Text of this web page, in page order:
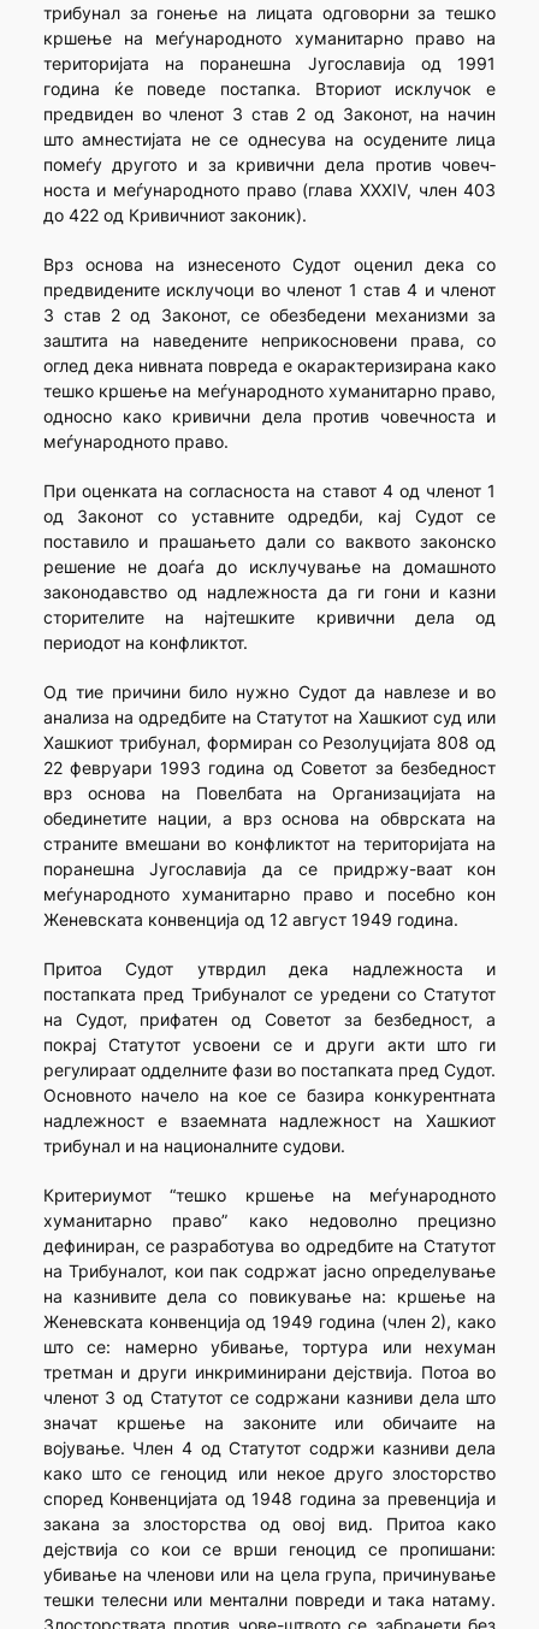
трибу­нал за гонење на лицата одговорни за тешко
кршење на меѓународ­ното хуманитарно право на
територијата на поранешна Југославија од 1991
година ќе поведе постапка. Вториот исклучок е
предвиден во членот 3 став 2 од Законот, на начин
што амнестијата не се однесува на осудените лица
помеѓу другото и за кривични дела против човеч­
носта и меѓународното право (глава XXXIV, член 403
до 422 од Кривичниот законик).
Врз основа на изнесеното Судот оценил дека со
предвидените исклучоци во членот 1 став 4 и членот
3 став 2 од Законот, се обезбедени механизми за
заштита на наведените неприкосновени права, со
оглед дека нивната повреда е окарактеризирана како
тешко кршење на меѓународното хуманитарно право,
односно како кривични дела против човечноста и
меѓународното право.
При оценката на согласноста на ставот 4 од членот 1
од Законот со уставните одредби, кај Судот се
поставило и прашањето дали со ваквото законско
решение не доаѓа до исклучување на домашното
законодавство од надлежноста да ги гони и казни
стори­телите на најтешките кривични дела од
периодот на конфликтот.
Oд тие причини било нужно Судот да навлезе и во
анали­за на одредбите на Статутот на Хашкиот суд или
Хашкиот трибунал, формиран со Резолуцијата 808 од
22 февруари 1993 година од Советот за безбедност
врз основа на Повелбата на Организацијата на
обединетите нации, а врз основа на обврската на
страните вме­шани во конфликтот на територијата на
поранешна Југославија да се придржу-ваат кон
меѓународното хуманитарно право и посебно кон
Женевската конвенција од 12 август 1949 година.
Притоа Судот утврдил дека надлежноста и
постапката пред Трибуналот се уредени со Статутот
на Судот, прифатен од Советот за безбедност, а
покрај Статутот усвоени се и други акти што ги
регулираат одделните фази во постапката пред Судот.
Основното начело на кое се базира конкурентната
надлежност е взаемната надлежност на Хашкиот
трибунал и на националните судови.
Критериумот “тешко кршење на меѓународното
хуманитарно право” како недоволно прецизно
дефиниран, се разработува во одредбите на Статутот
на Трибуналот, кои пак содржат јасно опреде­лување
на казнивите дела со повикување на: кршење на
Женевската конвенција од 1949 година (член 2), како
што се: намерно убивање, тортура или нехуман
третман и други инкриминирани дејствија. Потоа во
членот 3 од Статутот се содржани казниви дела што
значат кршење на законите или обичаите на
војување. Член 4 од Статутот содржи казниви дела
како што се геноцид или некое друго злосторство
спо­ред Конвенцијата од 1948 година за превенција и
закана за злостор­с­тва од овој вид. Притоа како
дејствија со кои се врши геноцид се про­пишани:
убивање на членови или на цела група, причинување
тешки телесни или ментални повреди и така натаму.